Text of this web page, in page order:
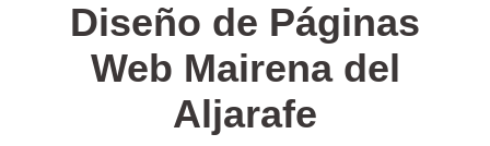
Diseño de Páginas
Web Mairena del
Aljarafe